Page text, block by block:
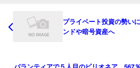
プライベート投資の勢い
ンドや暗号資産へ